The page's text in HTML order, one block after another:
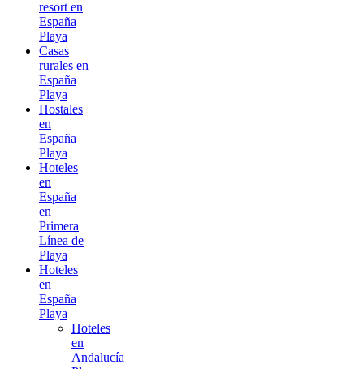
resort en
España
Playa
Casas
rurales en
España
Playa
Hostales
en
España
Playa
Hoteles
en
España
en
Primera
Línea de
Playa
Hoteles
en
España
Playa
Hoteles
en
Andalucía